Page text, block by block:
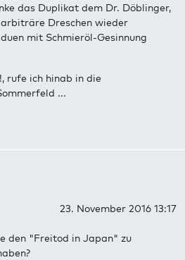
das Duplikat dem Dr. Döblinger,
Dreschen wieder
mit Schmieröl-Gesinnung
rufe ich hinab in die
...
23. November 2016 13:17
den "Freitod in Japan" zu